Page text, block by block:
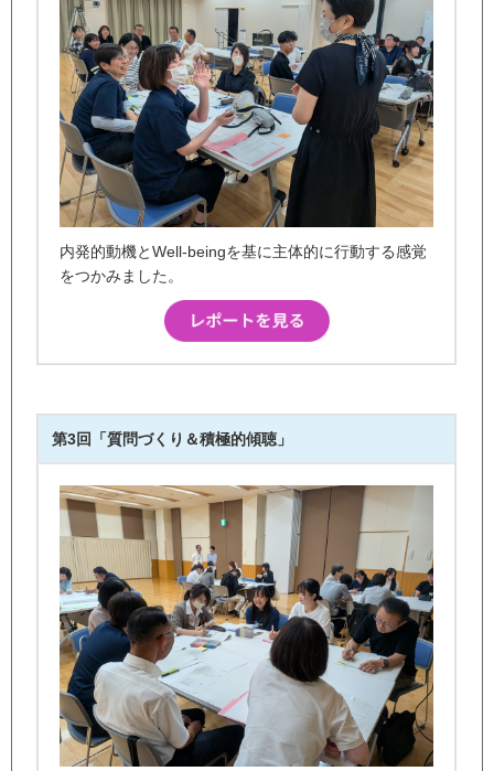
内発的動機とWell-beingを基に主体的に行動する感覚
をつかみました。
第3回「質問づくり＆積極的傾聴」